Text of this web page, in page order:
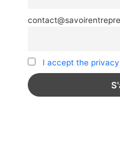
I accept the